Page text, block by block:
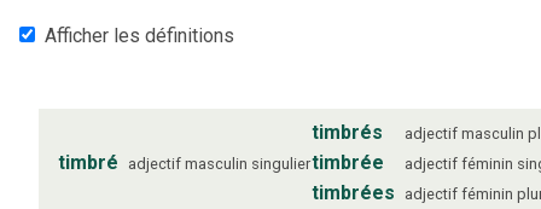
Afficher les définitions
timbré adjectif masculin singulier
timbrés adjectif masculin
timbrée adjectif féminin
timbrées adjectif féminin